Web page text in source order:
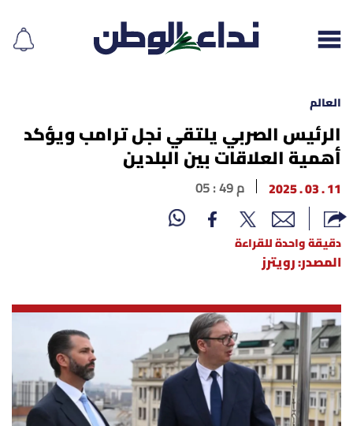
إقرأ الجريدة
لبنان
الغلاف
محليات
أسرار
متفرقات
العالم
الرئيس الصربي يلتقي نجل ترامب ويؤكد
أهمية العلاقات بين البلدين
11 . 03 . 2025 05 : 49 م
دقيقة واحدة للقراءة
المصدر: رويترز